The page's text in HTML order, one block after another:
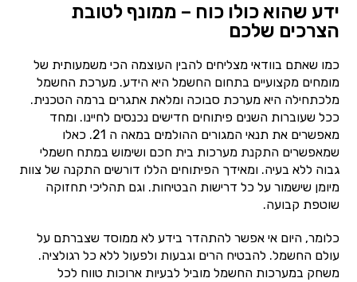
ידע שהוא כולו כוח – ממונף לטובת
הצרכים שלכם
כמו שאתם בוודאי מצליחים להבין העוצמה הכי משמעותית של
מומחים מקצועיים בתחום החשמל היא הידע. מערכת החשמל
מלכתחילה היא מערכת סבוכה ומלאת אתגרים ברמה הטכנית.
ככל שעוברות השנים פיתוחים חדישים נכנסים לחיינו. ומחד
מאפשרים את תנאי המגורים ההולמים במאה ה 21. כאלו
שמאפשרים התקנת מערכות בית חכם ושימוש במתח חשמלי
גבוה ללא בעיה. ומאידך הפיתוחים הללו דורשים התקנה של צוות
מיומן שישמור על כל דרישות הבטיחות. וגם תהליכי תחזוקה
שוטפת קבועה.
כלומר, היום אי אפשר להתהדר בידע לא ממוסד שצברתם על
עולם החשמל. להבטיח הרים וגבעות ולפעול ללא כל רגולציה.
משחק במערכות החשמל מוביל לבעיות ארוכות טווח לכל